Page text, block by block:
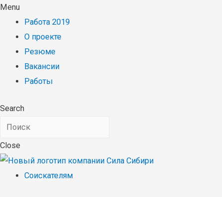
Menu
Работа 2019
О проекте
Резюме
Вакансии
Работы
Search
Close
Соискателям